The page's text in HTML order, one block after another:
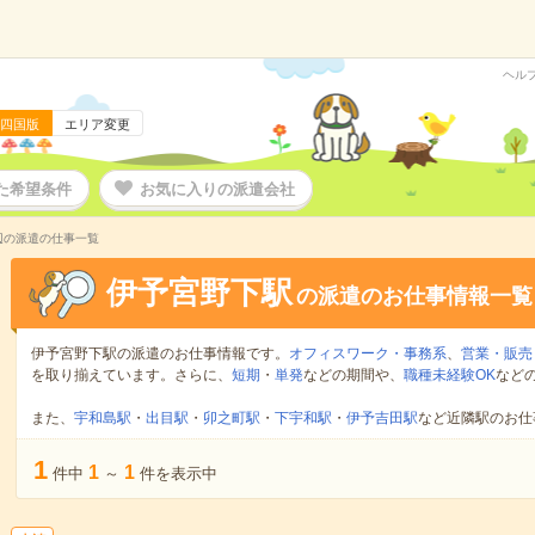
国版 エリア変更
ヘル
希望条件 お気に入りの派遣会社
派遣の仕事一覧
伊予宮野下駅の派遣のお仕事情報一覧
伊予宮野下駅の派遣のお仕事情報です。 オフィスワーク・事務系、 営業・販
を取り揃えています。さらに、 短期 ・ 単発などの期間や、 職種未経験OKなど
また、 宇和島駅 ・ 出目駅 ・ 卯之町駅 ・ 下宇和駅 ・ 伊予吉田駅など近隣駅のお
1 件中 1 ～ 1 件を表示中